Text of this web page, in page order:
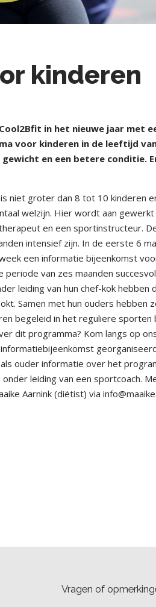
kinderen
in het nieuwe jaar met
voor kinderen in de leeftijd
en een betere conditie.
niet groter dan 8 tot 10 kinderen
welzijn. Hier wordt aan
en een sportinstructeur.
intensief zijn. In de eerste 6
een informatie bijeenkomst
van zes maanden succesvol
leiding van hun chef-kok hebben
Samen met hun ouders hebben
begeleid in het reguliere sporten
dit programma? Kom langs op
ouder informatie over het
leiding van een sportcoach.
Aarnink (diëtist) via
Vragen of